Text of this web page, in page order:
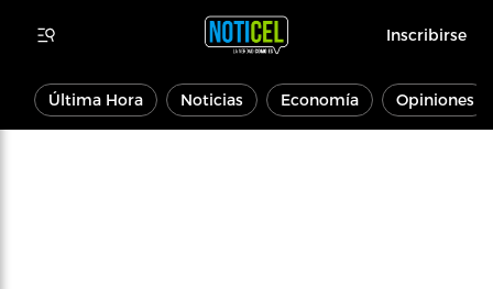
Inscribirse
Última Hora Noticias Economía Opiniones